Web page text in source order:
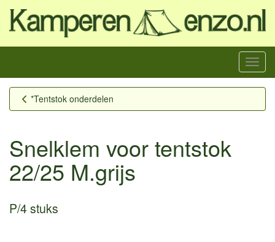
Menu
*Tentstok onderdelen
Snelklem voor tentstok
22/25 M.grijs
P/4 stuks